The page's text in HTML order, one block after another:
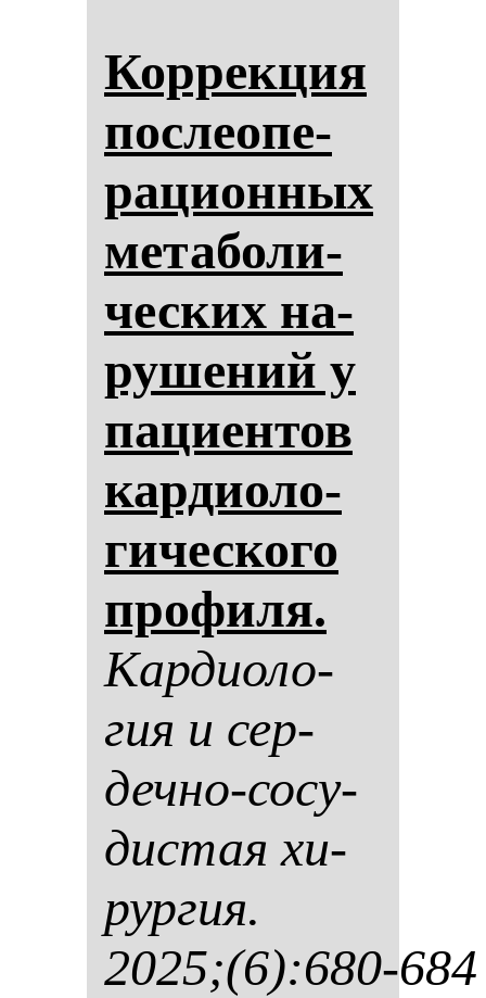
Кор­рек­ция
пос­ле­опе­
ра­ци­он­ных
ме­та­бо­ли­
чес­ких на­
ру­ше­ний у
па­ци­ен­тов
кар­ди­оло­
ги­чес­ко­го
про­фи­ля.
Кар­ди­оло­
гия и сер­
деч­но-со­су­
дис­тая хи­
рур­гия.
2025;(6):680-684